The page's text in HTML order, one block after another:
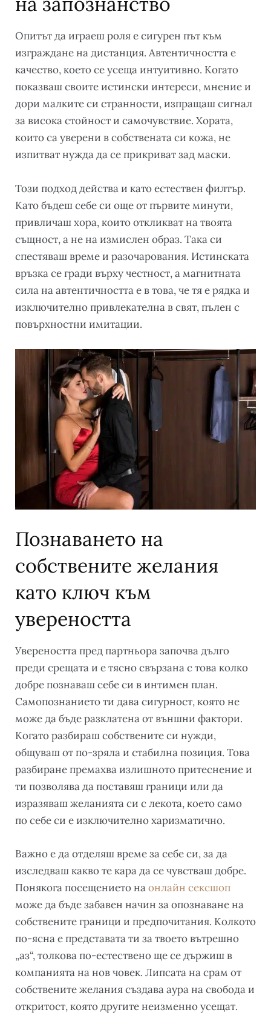
Опитът да играеш роля е сигурен път към
изграждане на дистанция. Автентичността е
качество, което се усеща интуитивно. Когато
показваш своите истински интереси, мнение и
дори малките си странности, изпращаш сигнал
за висока стойност и самочувствие. Хората,
които са уверени в собствената си кожа, не
изпитват нужда да се прикриват зад маски.
Този подход действа и като естествен филтър.
Като бъдеш себе си още от първите минути,
привличаш хора, които откликват на твоята
същност, а не на измислен образ. Така си
спестяваш време и разочарования. Истинската
връзка се гради върху честност, а магнитната
сила на автентичността е в това, че тя е рядка и
изключително привлекателна в свят, пълен с
повърхностни имитации.
Познаването на
собствените желания
като ключ към
увереността
Увереността пред партньора започва дълго
преди срещата и е тясно свързана с това колко
добре познаваш себе си в интимен план.
Самопознанието ти дава сигурност, която не
може да бъде разклатена от външни фактори.
Когато разбираш собствените си нужди,
общуваш от по-зряла и стабилна позиция. Това
разбиране премахва излишното притеснение и
ти позволява да поставяш граници или да
изразяваш желанията си с лекота, което само
по себе си е изключително харизматично.
Важно е да отделяш време за себе си, за да
изследваш какво те кара да се чувстваш добре.
Понякога посещението наонлайн сексшоп
може да бъде забавен начин за опознаване на
собствените граници и предпочитания. Колкото
по-ясна е представата ти за твоето вътрешно
„аз“, толкова по-естествено ще се държиш в
компанията на нов човек. Липсата на срам от
собствените желания създава аура на свобода и
откритост, която другите неизменно усещат.